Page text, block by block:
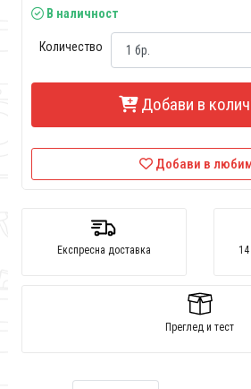
В наличност
Количество
Добави в
Добави в
Експресна доставка
Преглед и тест